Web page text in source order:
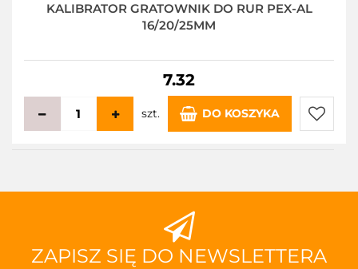
KALIBRATOR GRATOWNIK DO RUR PEX-AL
16/20/25MM
7.32
szt. DO KOSZYKA
Do
ZAPISZ SIĘ DO NEWSLETTERA